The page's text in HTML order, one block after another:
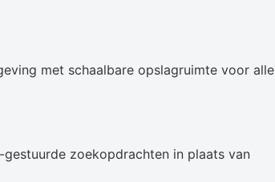
met schaalbare opslagruimte voor alle
zoekopdrachten in plaats van